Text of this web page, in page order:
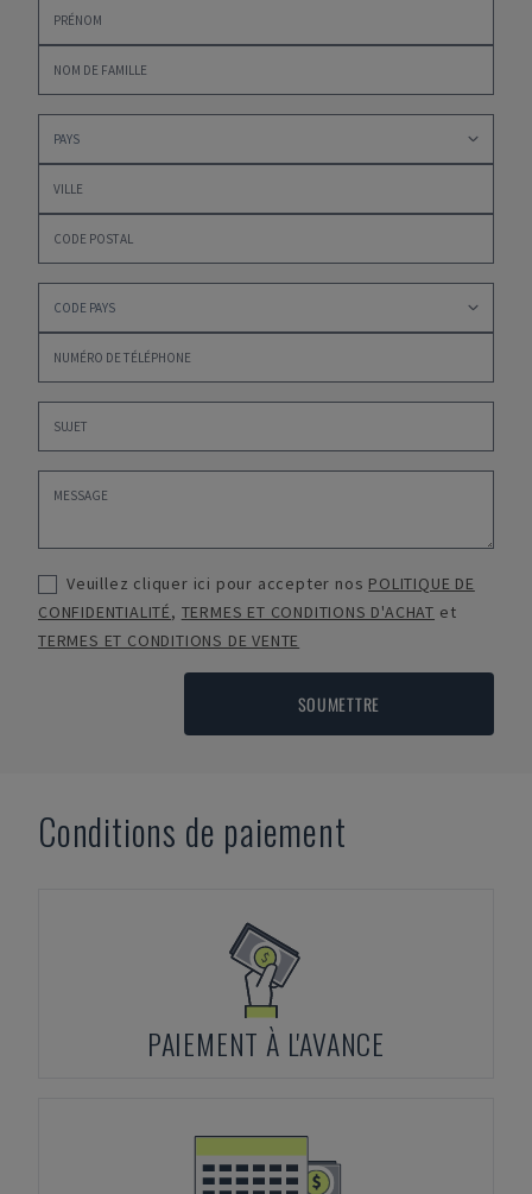
Veuillez cliquer ici pour accepter nos POLITIQUE DE
CONFIDENTIALITÉ, TERMES ET CONDITIONS D'ACHAT et
TERMES ET CONDITIONS DE VENTE
SOUMETTRE
Conditions de paiement
PAIEMENT À L'AVANCE